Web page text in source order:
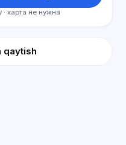
· карта не нужна
qaytish